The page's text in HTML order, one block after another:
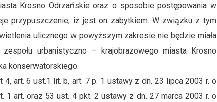
Krosno Odrzańskie oraz o sposobie postępowania w
przypuszczenie, iż jest on zabytkiem. W związku z tym
ulicznego w powyższym zakresie nie będzie miała
urbanistyczno – krajobrazowego miasta Krosno
konserwatorskiego.
art. 6 ust.1 lit. b, art. 7 p. 1 ustawy z dn. 23 lipca 2003 r. o
1 art. oraz 53 ust. 4 pkt. 2 ustawy z dn. 27 marca 2003 r. o